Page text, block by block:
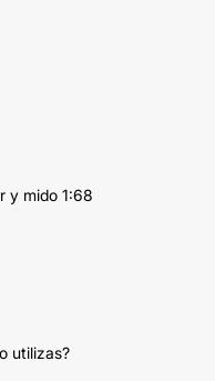
y mido 1:68
utilizas?